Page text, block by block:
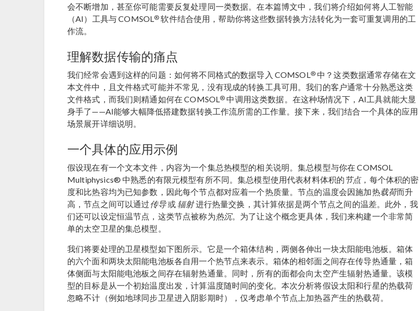
会不断增加，甚至你可能需要反复处理同一类数据。在本篇博文中，我们将介绍如何将人工智能
（AI）工具与 COMSOL® 软件结合使用，帮助你将这些数据转换方法转化为一套可重复调用的工
作流。
理解数据传输的痛点
我们经常会遇到这样的问题：如何将不同格式的数据导入 COMSOL®中？这类数据通常存储在文
本文件中，且文件格式可能并不常见，没有现成的转换工具可用。我们的客户通常十分熟悉这类
文件格式，而我们则精通如何在 COMSOL® 中调用这类数据。在这种场情况下，AI工具就能大显
身手了——AI能够大幅降低搭建数据转换工作流所需的工作量。接下来，我们结合一个具体的应用
场景展开详细说明。
一个具体的应用示例
假设现在有一个文本文件，内容为一个集总热模型的相关说明。集总模型与你在 COMSOL
Multiphysics® 中熟悉的有限元模型有所不同。集总模型使用代表材料体积的 节点，每个体积的密
度和比热容均为已知参数，因此每个节点都对应着一个热质量。节点的温度会因施加热载荷而升
高，节点之间可以通过传导或辐射进行热量交换，其计算依据是两个节点之间的温差。此外，我
们还可以设定恒温节点，这类节点被称为热沉。为了让这个概念更具体，我们来构建一个非常简
单的太空卫星的集总模型。
我们将要处理的卫星模型如下图所示。它是一个箱体结构，两侧各伸出一块太阳能电池板。箱体
的六个面和两块太阳能电池板各自用一个热节点来表示。箱体的相邻面之间存在传导热通量，箱
体侧面与太阳能电池板之间存在辐射热通量。同时，所有的面都会向太空产生辐射热通量。该模
型的目标是从一个初始温度出发，计算温度随时间的变化。本次分析将假设太阳和行星的热载荷
忽略不计（例如地球同步卫星进入阴影期时），仅考虑单个节点上加热器产生的热载荷。